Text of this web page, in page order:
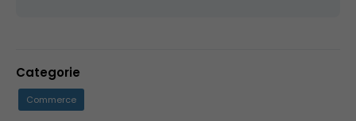
Categorie
Commerce